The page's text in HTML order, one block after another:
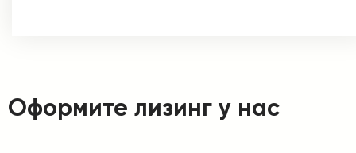
Оформите лизинг у нас